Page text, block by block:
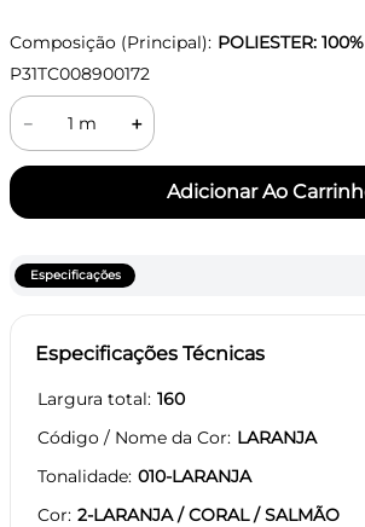
Composição (Principal): POLIESTER: 100%
P31TC008900172
＋
－
Especificações
Especificações Técnicas
Largura total 160
Código / Nome da Cor LARANJA
Tonalidade 010-LARANJA
Cor 2-LARANJA / CORAL / SALMÃO